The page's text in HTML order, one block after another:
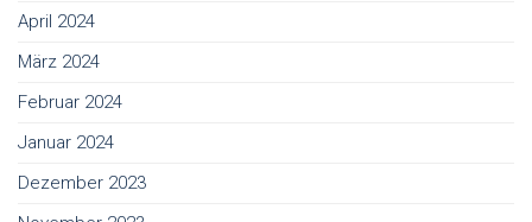
April 2024
März 2024
Februar 2024
Januar 2024
Dezember 2023